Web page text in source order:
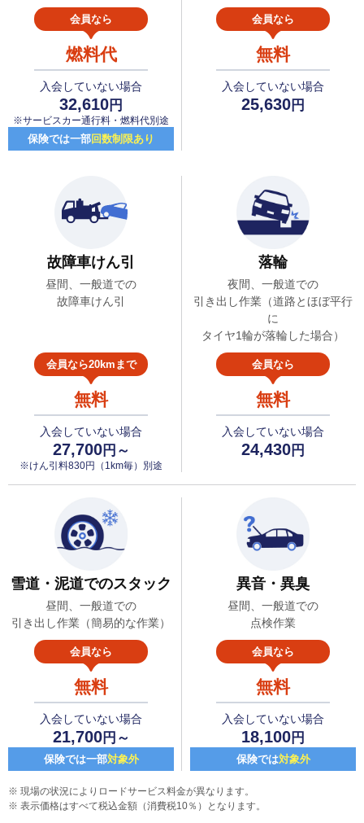
会員なら
燃料代
入会していない場合
32,610円
※サービスカー通行料・燃料代別途
保険では一部回数制限あり
会員なら
無料
入会していない場合
25,630円
故障車けん引
昼間、一般道での
故障車けん引
会員なら20kmまで
無料
入会していない場合
27,700円～
※けん引料830円（1km毎）別途
落輪
夜間、一般道での
引き出し作業（道路とほぼ平行
に
タイヤ1輪が落輪した場合）
会員なら
無料
入会していない場合
24,430円
雪道・泥道でのスタック
昼間、一般道での
引き出し作業（簡易的な作業）
会員なら
無料
入会していない場合
21,700円～
保険では一部対象外
異音・異臭
昼間、一般道での
点検作業
会員なら
無料
入会していない場合
18,100円
保険では対象外
現場の状況によりロードサービス料金が異なります。
表示価格はすべて税込金額（消費税10％）となります。